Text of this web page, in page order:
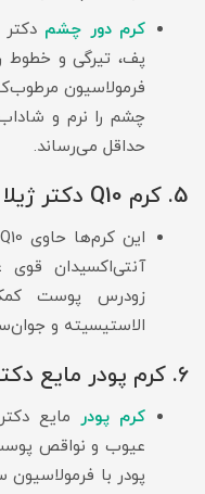
کرم دور چشم
پف، تیرگی و خطوط
فرمولاسیون
چشم را نرم و
حداقل می‌رساند.
5. کرم Q10 دکتر ژیلا
آنتی‌اکسیدان
زودرس پوست
الاستیسیته و
6. کرم پودر مایع دکتر ژیلا
کرم پودر
مایع
عیوب و نواقص
پودر با